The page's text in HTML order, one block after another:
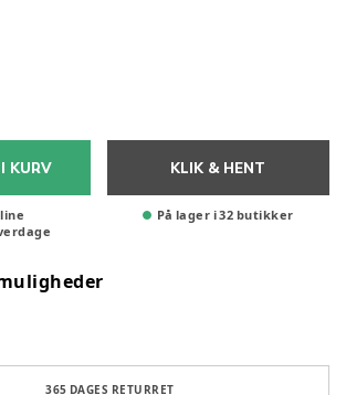
KURV KLIK & HENT
På lager i 32 butikker
365 DAGES RETURRET